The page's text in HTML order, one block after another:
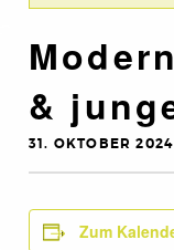
&
31. OKTOBER
Zum